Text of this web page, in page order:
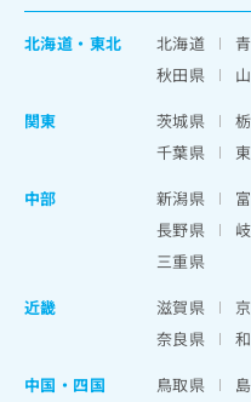
北海道 ・ 東北 北海道
秋田県
関東
茨城県
千葉県
中部
新潟県
長野県
三重県
近畿
滋賀県
奈良県
中国・四国
鳥取県